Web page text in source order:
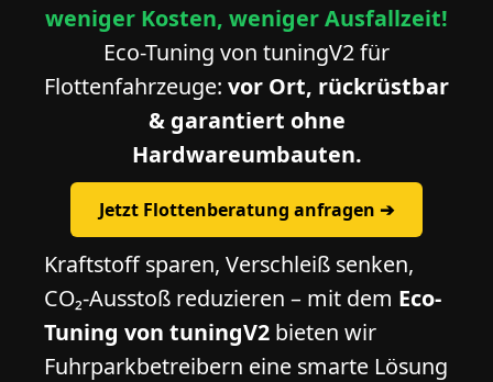
weniger Kosten, weniger Ausfallzeit!
Eco-Tuning von tuningV2 für
Flottenfahrzeuge: vor Ort, rückrüstbar
& garantiert ohne
Hardwareumbauten.
Jetzt Flottenberatung anfragen ➔
Kraftstoff sparen, Verschleiß senken,
CO₂-Ausstoß reduzieren – mit dem Eco-
Tuning von tuningV2 bieten wir
Fuhrparkbetreibern eine smarte Lösung